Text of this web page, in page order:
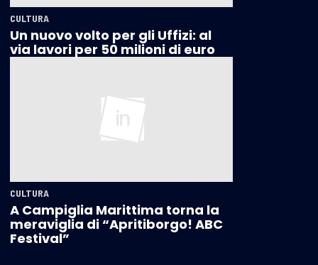
CULTURA
Un nuovo volto per gli Uffizi: al
via lavori per 50 milioni di euro
CULTURA
A Campiglia Marittima torna la
meraviglia di “Apritiborgo! ABC
Festival”